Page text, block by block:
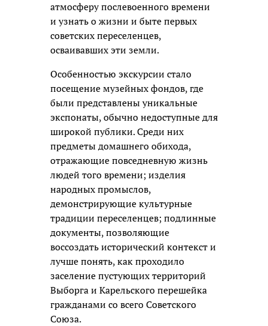
атмосферу послевоенного времени
и узнать о жизни и быте первых
советских переселенцев,
осваивавших эти земли.
Особенностью экскурсии стало
посещение музейных фондов, где
были представлены уникальные
экспонаты, обычно недоступные для
широкой публики. Среди них
предметы домашнего обихода,
отражающие повседневную жизнь
людей того времени; изделия
народных промыслов,
демонстрирующие культурные
традиции переселенцев; подлинные
документы, позволяющие
воссоздать исторический контекст и
лучше понять, как проходило
заселение пустующих территорий
Выборга и Карельского перешейка
гражданами со всего Советского
Союза.